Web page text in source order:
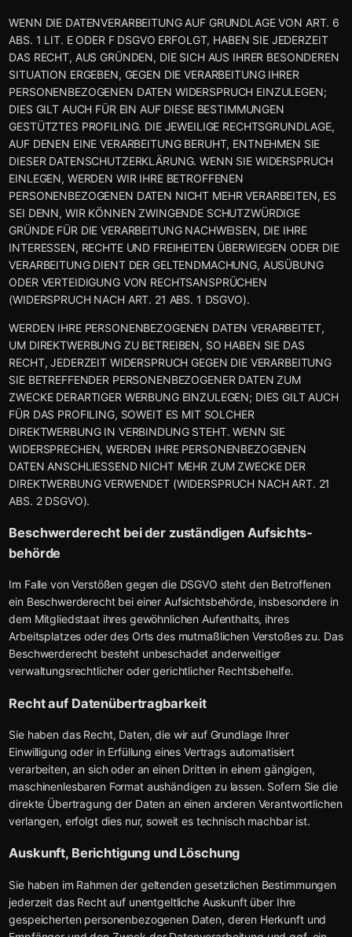
WENN DIE DATENVERARBEITUNG AUF GRUNDLAGE VON ART. 6
ABS. 1 LIT. E ODER F DSGVO ERFOLGT, HABEN SIE JEDERZEIT
DAS RECHT, AUS GRÜNDEN, DIE SICH AUS IHRER BESONDEREN
SITUATION ERGEBEN, GEGEN DIE VERARBEITUNG IHRER
PERSONENBEZOGENEN DATEN WIDERSPRUCH EINZULEGEN;
DIES GILT AUCH FÜR EIN AUF DIESE BESTIMMUNGEN
GESTÜTZTES PROFILING. DIE JEWEILIGE RECHTSGRUNDLAGE,
AUF DENEN EINE VERARBEITUNG BERUHT, ENTNEHMEN SIE
DIESER DATENSCHUTZERKLÄRUNG. WENN SIE WIDERSPRUCH
EINLEGEN, WERDEN WIR IHRE BETROFFENEN
PERSONENBEZOGENEN DATEN NICHT MEHR VERARBEITEN, ES
SEI DENN, WIR KÖNNEN ZWINGENDE SCHUTZWÜRDIGE
GRÜNDE FÜR DIE VERARBEITUNG NACHWEISEN, DIE IHRE
INTERESSEN, RECHTE UND FREIHEITEN ÜBERWIEGEN ODER DIE
VERARBEITUNG DIENT DER GELTENDMACHUNG, AUSÜBUNG
ODER VERTEIDIGUNG VON RECHTSANSPRÜCHEN
(WIDERSPRUCH NACH ART. 21 ABS. 1 DSGVO).
WERDEN IHRE PERSONENBEZOGENEN DATEN VERARBEITET,
UM DIREKTWERBUNG ZU BETREIBEN, SO HABEN SIE DAS
RECHT, JEDERZEIT WIDERSPRUCH GEGEN DIE VERARBEITUNG
SIE BETREFFENDER PERSONENBEZOGENER DATEN ZUM
ZWECKE DERARTIGER WERBUNG EINZULEGEN; DIES GILT AUCH
FÜR DAS PROFILING, SOWEIT ES MIT SOLCHER
DIREKTWERBUNG IN VERBINDUNG STEHT. WENN SIE
WIDERSPRECHEN, WERDEN IHRE PERSONENBEZOGENEN
DATEN ANSCHLIESSEND NICHT MEHR ZUM ZWECKE DER
DIREKTWERBUNG VERWENDET (WIDERSPRUCH NACH ART. 21
ABS. 2 DSGVO).
Beschwerde­recht bei der zuständigen Aufsichts­
behörde
Im Falle von Verstößen gegen die DSGVO steht den Betroffenen
ein Beschwerderecht bei einer Aufsichtsbehörde, insbesondere in
dem Mitgliedstaat ihres gewöhnlichen Aufenthalts, ihres
Arbeitsplatzes oder des Orts des mutmaßlichen Verstoßes zu. Das
Beschwerderecht besteht unbeschadet anderweitiger
verwaltungsrechtlicher oder gerichtlicher Rechtsbehelfe.
Recht auf Daten­übertrag­barkeit
Sie haben das Recht, Daten, die wir auf Grundlage Ihrer
Einwilligung oder in Erfüllung eines Vertrags automatisiert
verarbeiten, an sich oder an einen Dritten in einem gängigen,
maschinenlesbaren Format aushändigen zu lassen. Sofern Sie die
direkte Übertragung der Daten an einen anderen Verantwortlichen
verlangen, erfolgt dies nur, soweit es technisch machbar ist.
Auskunft, Berichtigung und Löschung
Sie haben im Rahmen der geltenden gesetzlichen Bestimmungen
jederzeit das Recht auf unentgeltliche Auskunft über Ihre
gespeicherten personenbezogenen Daten, deren Herkunft und